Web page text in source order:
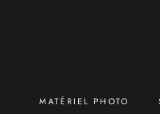
MATÉRIEL PHOTO